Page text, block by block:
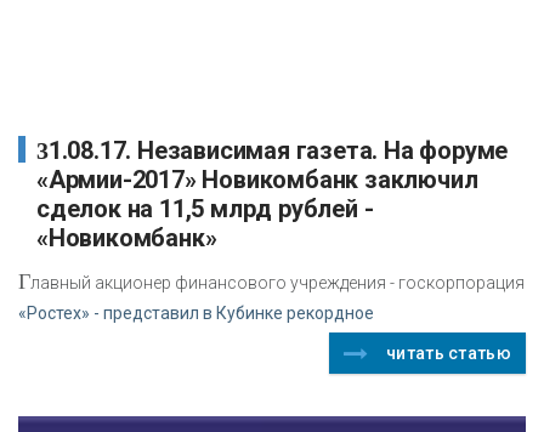
31.08.17. Независимая газета. На форуме
«Армии-2017» Новикомбанк заключил
сделок на 11,5 млрд рублей -
«Новикомбанк»
Главный акционер финансового учреждения - госкорпорация
«Ростех» - представил в Кубинке рекордное
читать статью